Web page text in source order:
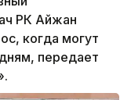
РК Айжан
когда могут
передает